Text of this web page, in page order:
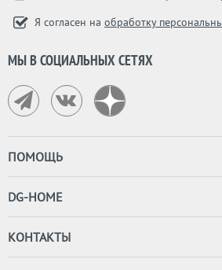
Я согласен на обработку
МЫ В СОЦИАЛЬНЫХ СЕТЯХ
ПОМОЩЬ
DG-HOME
КОНТАКТЫ